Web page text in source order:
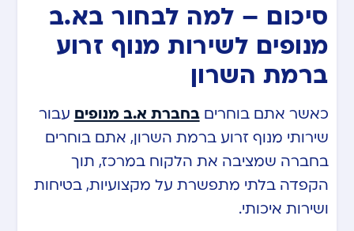
סיכום – למה לבחור בא.ב
מנופים לשירות מנוף זרוע
ברמת השרון
כאשר אתם בוחריםבחברת א.ב מנופים עבור
שירותי מנוף זרוע ברמת השרון, אתם בוחרים
בחברה שמציבה את הלקוח במרכז, תוך
הקפדה בלתי מתפשרת על מקצועיות, בטיחות
ושירות איכותי.